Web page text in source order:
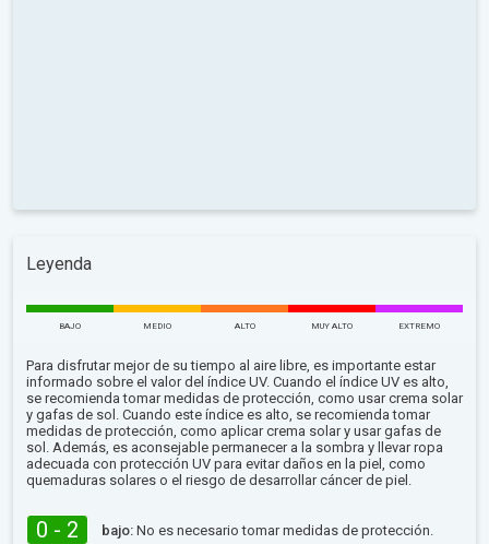
Leyenda
BAJO MEDIO ALTO MUY ALTO EXTREMO
Para disfrutar mejor de su tiempo al aire libre, es importante estar
informado sobre el valor del índice UV. Cuando el índice UV es alto,
se recomienda tomar medidas de protección, como usar crema solar
y gafas de sol. Cuando este índice es alto, se recomienda tomar
medidas de protección, como aplicar crema solar y usar gafas de
sol. Además, es aconsejable permanecer a la sombra y llevar ropa
adecuada con protección UV para evitar daños en la piel, como
quemaduras solares o el riesgo de desarrollar cáncer de piel.
0 - 2 bajo: No es necesario tomar medidas de protección.